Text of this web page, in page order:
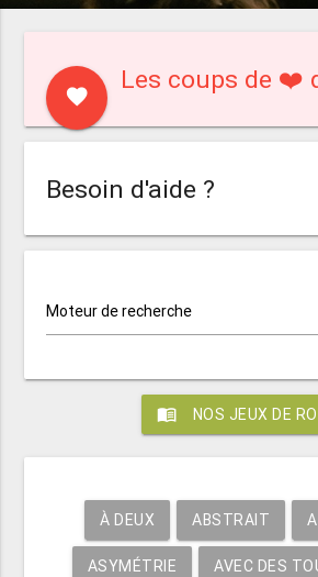
favorite
Les coups de ❤️
Besoin d'aide ?
Moteur de recherche
menu_book NOS JEUX DE
À DEUX ABSTRAIT
ASYMÉTRIE AVEC DES